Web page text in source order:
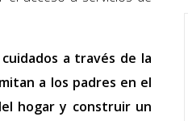
a través de la
a los padres en el
hogar y construir un